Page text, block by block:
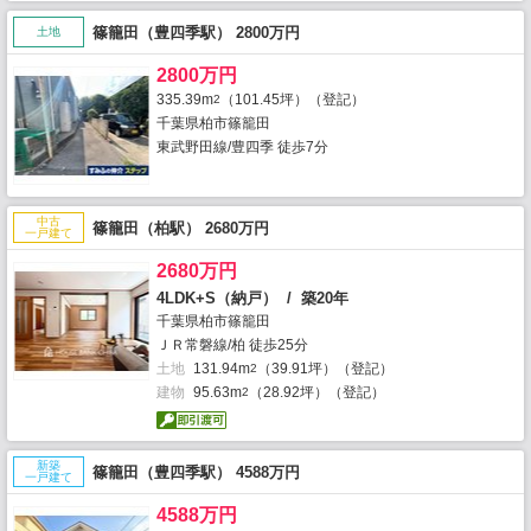
土地 篠籠田（豊四季駅） 2800万円
2800万円
335.39m2
（101.45坪）（登記）
千葉県柏市篠籠田
東武野田線/豊四季 徒歩7分
中古
一戸建て
篠籠田（柏駅） 2680万円
2680万円
4LDK+S（納戸） / 築20年
千葉県柏市篠籠田
ＪＲ常磐線/柏 徒歩25分
土地 131.94m2
（39.91坪）（登記）
建物 95.63m2 （28.92坪）（登記）
新築
一戸建て
篠籠田（豊四季駅） 4588万円
4588万円